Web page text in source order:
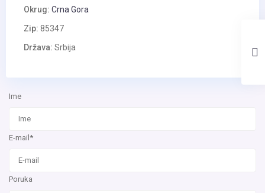
Okrug: Crna Gora
Zip: 85347
Država: Srbija
Ime
E-mail*
Poruka